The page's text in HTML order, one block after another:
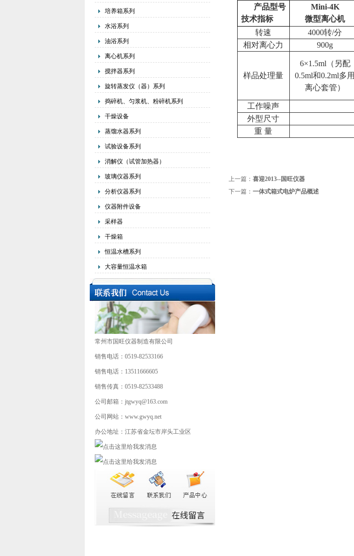
培养箱系列
水浴系列
油浴系列
离心机系列
搅拌器系列
旋转蒸发仪（器）系列
捣碎机、匀浆机、粉碎机系列
干燥设备
蒸馏水器系列
试验设备系列
消解仪（试管加热器）
玻璃仪器系列
分析仪器系列
仪器附件设备
采样器
干燥箱
恒温水槽系列
大容量恒温水箱
常州市国旺仪器制造有限公司
销售电话：0519-82533166
销售电话：13511666605
销售传真：0519-82533488
公司邮箱：jtgwyq@163.com
公司网站：www.gwyq.net
办公地址：江苏省金坛市岸头工业区
产品型号
技术指标
Mini-4K
微型离心机
转速
4000转/分
相对离心力
900g
样品处理量
6×1.5ml（另配
0.5ml和0.2ml多用
离心套管）
工作噪声
外型尺寸
重 量
上一篇： 喜迎2013--国旺仪器
下一篇： 一体式箱式电炉产品概述